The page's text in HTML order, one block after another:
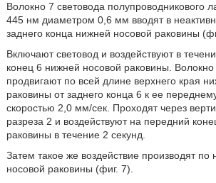
Волокно 7 световода полупроводникового
445 нм диаметром 0,6 мм вводят в
заднего конца нижней носовой раковины
Включают световод и воздействуют в
конец 6 нижней носовой раковины. Волокно
продвигают по всей длине верхнего края
раковины от заднего конца 6 к ее
скоростью 2,0 мм/сек. Проходят через
разреза 2 и воздействуют на передний
раковины в течение 2 секунд.
Затем такое же воздействие производят
носовой раковины (фиг. 7).